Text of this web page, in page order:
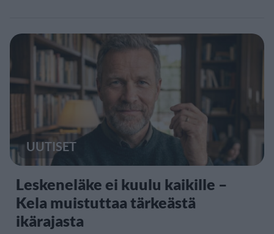
UUTISET
Leskeneläke ei kuulu kaikille –
Kela muistuttaa tärkeästä
ikärajasta